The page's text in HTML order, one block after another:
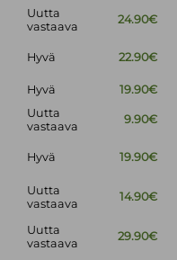
Uutta
vastaava
24.90€
Hyvä 22.90€
Hyvä 19.90€
Uutta
vastaava
9.90€
Hyvä 19.90€
Uutta
vastaava
14.90€
Uutta
vastaava
29.90€